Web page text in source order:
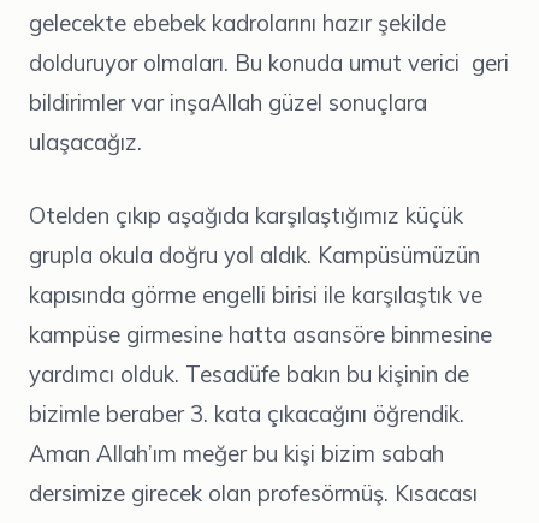
gelecekte ebebek kadrolarını hazır şekilde
dolduruyor olmaları. Bu konuda umut verici geri
bildirimler var inşaAllah güzel sonuçlara
ulaşacağız.
Otelden çıkıp aşağıda karşılaştığımız küçük
grupla okula doğru yol aldık. Kampüsümüzün
kapısında görme engelli birisi ile karşılaştık ve
kampüse girmesine hatta asansöre binmesine
yardımcı olduk. Tesadüfe bakın bu kişinin de
bizimle beraber 3. kata çıkacağını öğrendik.
Aman Allah’ım meğer bu kişi bizim sabah
dersimize girecek olan profesörmüş. Kısacası